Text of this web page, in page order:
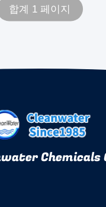
합계 1 페이지
Chemicals